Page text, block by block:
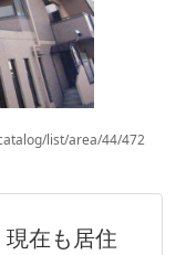
list/area/44/472
在も居住